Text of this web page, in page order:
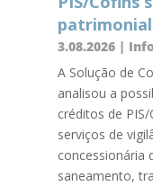
patrimonial
3.08.2026|
A Solução de
analisou a
créditos de
serviços de
concessionária
saneamento,